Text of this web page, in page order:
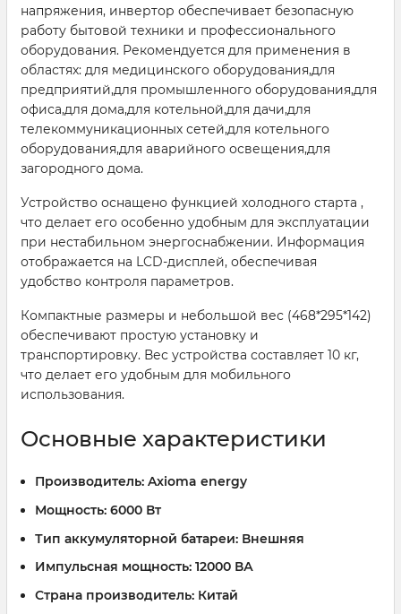
напряжения, инвертор обеспечивает безопасную
работу бытовой техники и профессионального
оборудования. Рекомендуется для применения в
областях: для медицинского оборудования,для
предприятий,для промышленного оборудования,для
офиса,для дома,для котельной,для дачи,для
телекоммуникационных сетей,для котельного
оборудования,для аварийного освещения,для
загородного дома.
Устройство оснащено функцией холодного старта ,
что делает его особенно удобным для эксплуатации
при нестабильном энергоснабжении. Информация
отображается на LCD-дисплей, обеспечивая
удобство контроля параметров.
Компактные размеры и небольшой вес (468*295*142)
обеспечивают простую установку и
транспортировку. Вес устройства составляет 10 кг,
что делает его удобным для мобильного
использования.
Основные характеристики
Производитель: Axioma energy
Мощность: 6000 Вт
Тип аккумуляторной батареи: Внешняя
Импульсная мощность: 12000 ВА
Страна производитель: Китай